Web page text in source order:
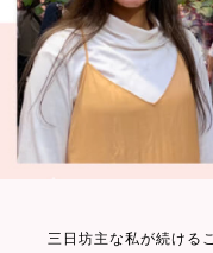
三日坊主な私が続ける